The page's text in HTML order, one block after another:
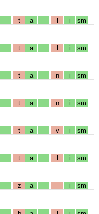
t a l i sm
t a l i sm
t a n i sm
t a n i sm
t a v i sm
t a l i sm
z a i sm